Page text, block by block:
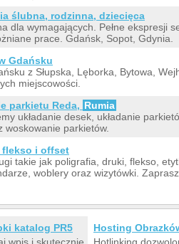
ślubna, rodzinna, dziecięca
dla wymagających. Pełne ekspresji
prace. Gdańsk, Sopot, Gdynia.
Gdańsku
z Słupska, Lęborka, Bytowa,
miejscowości.
parkietu Reda, Rumia
układanie desek, układanie
parkietów.
flekso i offset
takie jak poligrafia, druki, flekso,
woblery oraz wizytówki.
katalog PR5
Hosting